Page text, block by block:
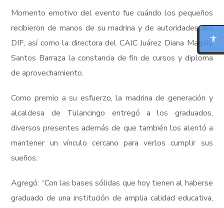
Momento emotivo del evento fue cuándo los pequeños
recibieron de manos de su madrina y de autoridades del
DIF, así como la directora del CAIC Juárez Diana Magaly
Santos Barraza la constancia de fin de cursos y diploma
de aprovechamiento.
Como premio a su esfuerzo, la madrina de generación y
alcaldesa de Tulancingo entregó a los graduados,
diversos presentes además de que también los alentó a
mantener un vínculo cercano para verlos cumplir sus
sueños.
Agregó: “Con las bases sólidas que hoy tienen al haberse
graduado de una institución de amplia calidad educativa,
LECTURA PARA DISLEXIA
BIONIC READING
INTERFAZ CALMA
RESUMIR ESTA PÁGINA